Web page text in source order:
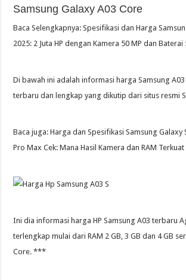
Samsung Galaxy A03 Core
Baca Selengkapnya: Spesifikasi dan Harga
2025: 2 Juta HP dengan Kamera 50 MP dan Baterai
Di bawah ini adalah informasi harga Samsung
terbaru dan lengkap yang dikutip dari situs resmi
Baca juga: Harga dan Spesifikasi Samsung Galaxy
Pro Max Cek: Mana Hasil Kamera dan RAM Terkuat
Ini dia informasi harga HP Samsung A03 terbaru
terlengkap mulai dari RAM 2 GB, 3 GB dan 4 GB
Core. ***